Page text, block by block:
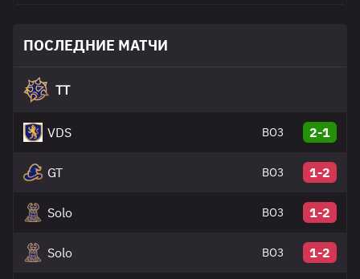
ПОСЛЕДНИЕ МАТЧИ
TT
VDS BO3 2-1
GT BO3 1-2
Solo BO3 1-2
Solo BO3 1-2